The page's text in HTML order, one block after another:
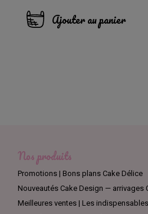
Ajouter au panier
Nos produits
Promotions | Bons plans Cake Délice
Nouveautés Cake Design — arrivages
Meilleures ventes | Les